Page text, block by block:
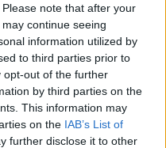
note that after your
continue seeing
information utilized by
to third parties prior to
opt-out of the further
by third parties on the
This information may
on the IAB’s List of
further disclose it to other
nazionali?
al mese